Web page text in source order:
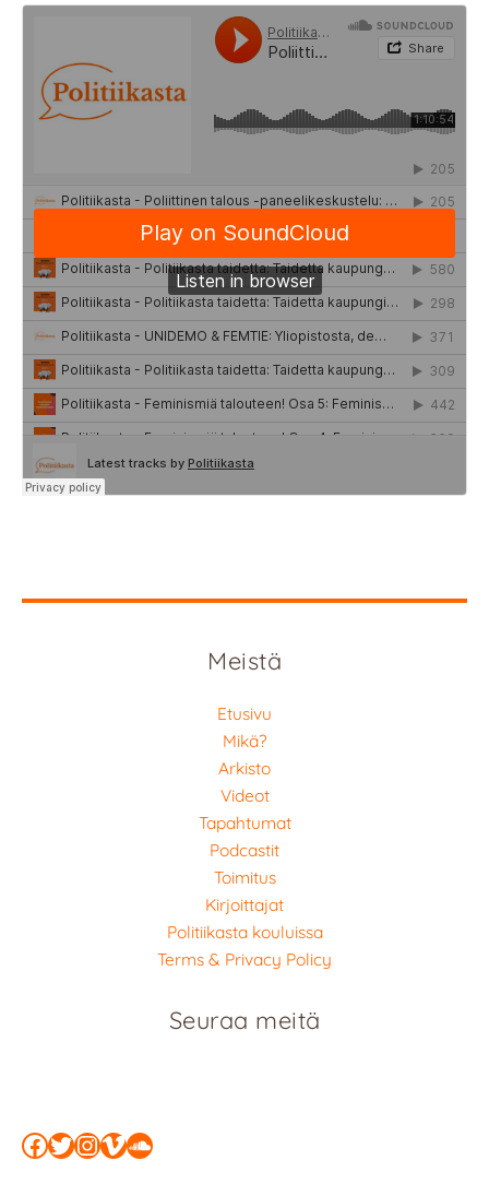
Meistä
Etusivu
Mikä?
Arkisto
Videot
Tapahtumat
Podcastit
Toimitus
Kirjoittajat
Politiikasta kouluissa
Terms & Privacy Policy
Seuraa meitä
Facebook
Twitter
Instagram
Vimeo
SoundCloud